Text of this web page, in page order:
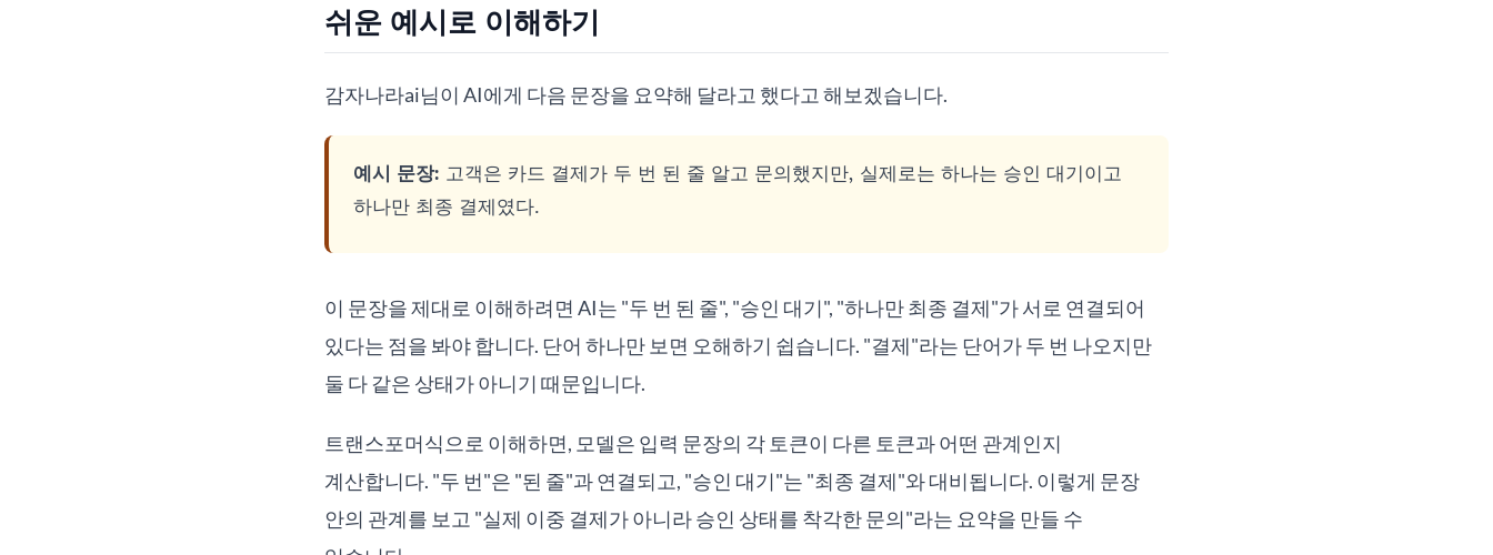
쉬운 예시로 이해하기
감자나라ai님이 AI에게 다음 문장을 요약해 달라고 했다고 해보겠습니다.
예시 문장: 고객은 카드 결제가 두 번 된 줄 알고 문의했지만, 실제로는 하나는 승인 대기이고
하나만 최종 결제였다.
이 문장을 제대로 이해하려면 AI는 "두 번 된 줄", "승인 대기", "하나만 최종 결제"가 서로 연결되어
있다는 점을 봐야 합니다. 단어 하나만 보면 오해하기 쉽습니다. "결제"라는 단어가 두 번 나오지만
둘 다 같은 상태가 아니기 때문입니다.
트랜스포머식으로 이해하면, 모델은 입력 문장의 각 토큰이 다른 토큰과 어떤 관계인지
계산합니다. "두 번"은 "된 줄"과 연결되고, "승인 대기"는 "최종 결제"와 대비됩니다. 이렇게 문장
안의 관계를 보고 "실제 이중 결제가 아니라 승인 상태를 착각한 문의"라는 요약을 만들 수